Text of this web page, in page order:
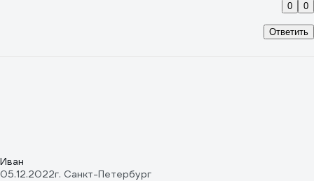
Ответить
0 0
Иван
05.12.2022г. Санкт-Петербург